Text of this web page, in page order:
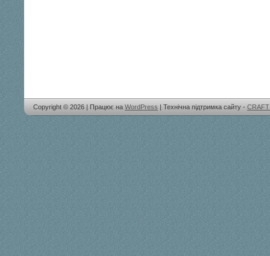
Copyright © 2026 | Працює на WordPress | Технічна підтримка сайту -